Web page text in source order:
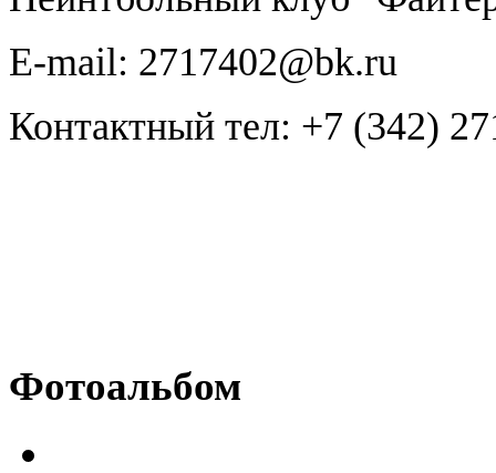
E-mail: 2717402@bk.ru
Контактный тел: +7 (342)
Фотоальбом